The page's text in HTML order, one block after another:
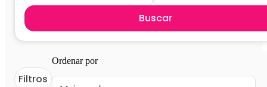
Buscar
Filtros
Ordenar por